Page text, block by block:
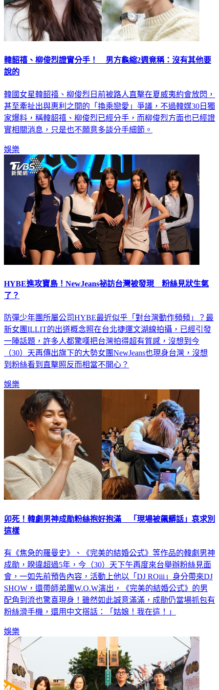
韓韶禧、柳俊烈證實分手！ 男方龜縮2週竟稱：沒有其他要
說的
韓國女星韓韶禧、柳俊烈日前被路人直擊在夏威夷約會放閃，
甚至牽扯出與惠利之間的「換乘戀愛」爭議，不過韓媒30日獨
家爆料，稱韓韶禧、柳俊烈已經分手，而柳俊烈方面也已經證
實相關消息，只是也不願意多談分手細節。
娛樂
HYBE進攻寶島！NewJeans祕訪台灣被發現 粉絲見狀生氣
了？
防彈少年團所屬公司HYBE最近似乎「對台灣動作頻頻」？最
新女團ILLIT的出道概念照在台北捷運文湖線拍攝，已經引發
一陣話題，許多人都驚嘆把台灣拍得超有質感，沒想到今
（30）天再傳出旗下的大勢女團NewJeans也現身台灣，沒想
到粉絲看到直擊照反而相當不開心？
娛樂
卯死！韓劇男神成勛粉絲抱好抱滿 「現場被飆髒話」哀求別
這樣
有《焦急的羅曼史》、《完美的結婚公式》等作品的韓劇男神
成勛，睽違超過5年，今（30）天下午再度來台舉辦粉絲見面
會，一如先前預告內容，活動上他以「DJ ROiii」身分帶來DJ
SHOW，還帶師弟團W.O.W演出，《完美的結婚公式》的男
配角到流也驚喜現身！雖然如此誠意滿滿，成勛仍當場抓包有
粉絲滑手機，還用中文搭話：「姑娘！我在這！」
娛樂